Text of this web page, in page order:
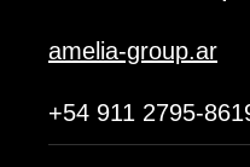
amelia-group.ar
+54 911 2795-